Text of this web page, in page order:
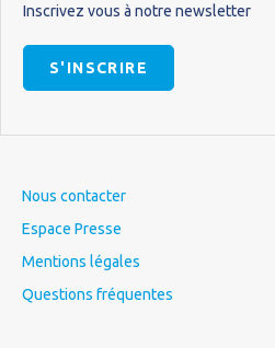
Inscrivez vous à notre newsletter
S'INSCRIRE
Nous contacter
Espace Presse
Mentions légales
Questions fréquentes